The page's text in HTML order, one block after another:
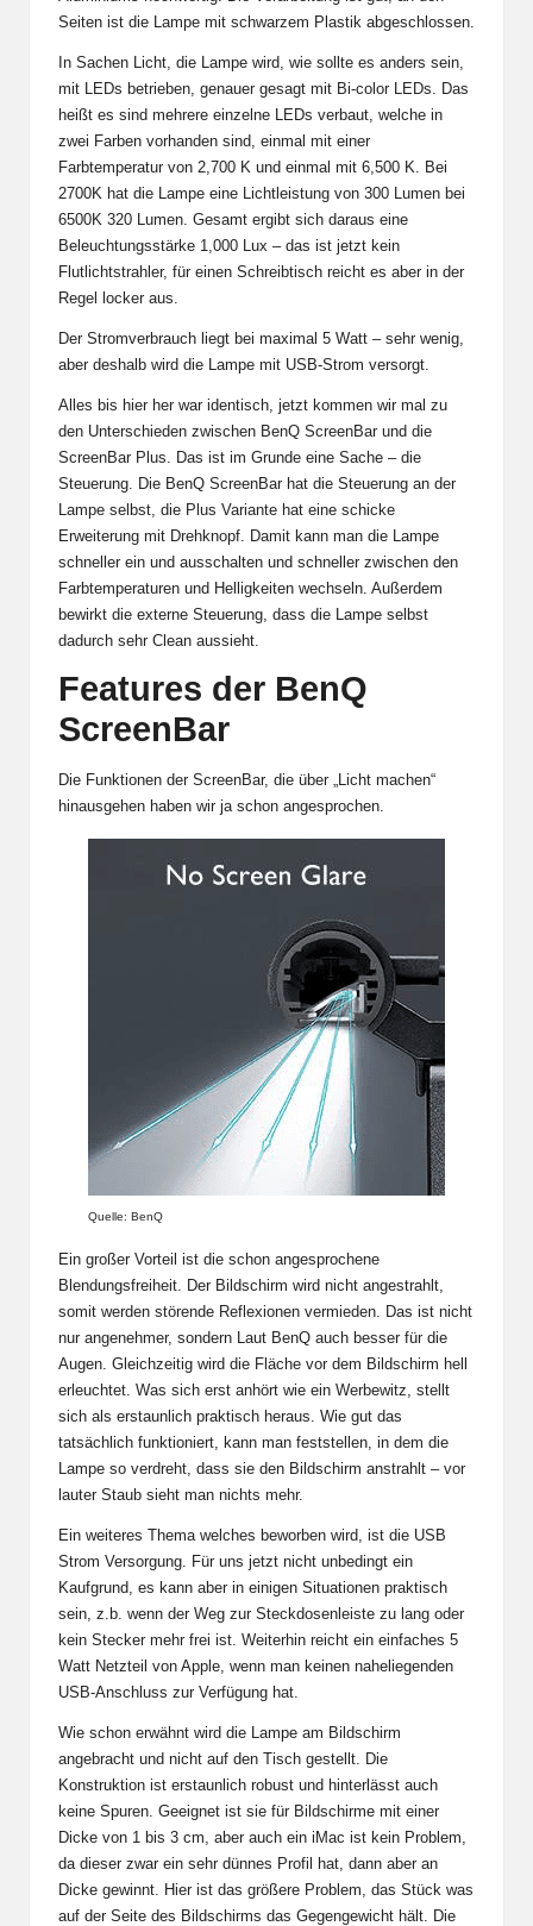
Seiten ist die Lampe mit schwarzem Plastik abgeschlossen.
In Sachen Licht, die Lampe wird, wie sollte es anders sein,
mit LEDs betrieben, genauer gesagt mit Bi-color LEDs. Das
heißt es sind mehrere einzelne LEDs verbaut, welche in
zwei Farben vorhanden sind, einmal mit einer
Farbtemperatur von 2,700 K und einmal mit 6,500 K. Bei
2700K hat die Lampe eine Lichtleistung von 300 Lumen bei
6500K 320 Lumen. Gesamt ergibt sich daraus eine
Beleuchtungsstärke 1,000 Lux – das ist jetzt kein
Flutlichtstrahler, für einen Schreibtisch reicht es aber in der
Regel locker aus.
Der Stromverbrauch liegt bei maximal 5 Watt – sehr wenig,
aber deshalb wird die Lampe mit USB-Strom versorgt.
Alles bis hier her war identisch, jetzt kommen wir mal zu
den Unterschieden zwischen BenQ ScreenBar und die
ScreenBar Plus. Das ist im Grunde eine Sache – die
Steuerung. Die BenQ ScreenBar hat die Steuerung an der
Lampe selbst, die Plus Variante hat eine schicke
Erweiterung mit Drehknopf. Damit kann man die Lampe
schneller ein und ausschalten und schneller zwischen den
Farbtemperaturen und Helligkeiten wechseln. Außerdem
bewirkt die externe Steuerung, dass die Lampe selbst
dadurch sehr Clean aussieht.
Features der BenQ
ScreenBar
Die Funktionen der ScreenBar, die über „Licht machen“
hinausgehen haben wir ja schon angesprochen.
Quelle: BenQ
Ein großer Vorteil ist die schon angesprochene
Blendungsfreiheit. Der Bildschirm wird nicht angestrahlt,
somit werden störende Reflexionen vermieden. Das ist nicht
nur angenehmer, sondern Laut BenQ auch besser für die
Augen. Gleichzeitig wird die Fläche vor dem Bildschirm hell
erleuchtet. Was sich erst anhört wie ein Werbewitz, stellt
sich als erstaunlich praktisch heraus. Wie gut das
tatsächlich funktioniert, kann man feststellen, in dem die
Lampe so verdreht, dass sie den Bildschirm anstrahlt – vor
lauter Staub sieht man nichts mehr.
Ein weiteres Thema welches beworben wird, ist die USB
Strom Versorgung. Für uns jetzt nicht unbedingt ein
Kaufgrund, es kann aber in einigen Situationen praktisch
sein, z.b. wenn der Weg zur Steckdosenleiste zu lang oder
kein Stecker mehr frei ist. Weiterhin reicht ein einfaches 5
Watt Netzteil von Apple, wenn man keinen naheliegenden
USB-Anschluss zur Verfügung hat.
Wie schon erwähnt wird die Lampe am Bildschirm
angebracht und nicht auf den Tisch gestellt. Die
Konstruktion ist erstaunlich robust und hinterlässt auch
keine Spuren. Geeignet ist sie für Bildschirme mit einer
Dicke von 1 bis 3 cm, aber auch ein iMac ist kein Problem,
da dieser zwar ein sehr dünnes Profil hat, dann aber an
Dicke gewinnt. Hier ist das größere Problem, das Stück was
auf der Seite des Bildschirms das Gegengewicht hält. Die